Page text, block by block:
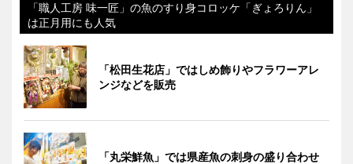
「職人工房 味一匠」の魚のすり身コロッケ「ぎょろりん」
は正月用にも人気
「松田生花店」ではしめ飾りやフラワーアレ
ンジなどを販売
「丸栄鮮魚」では県産魚の刺身の盛り合わせ